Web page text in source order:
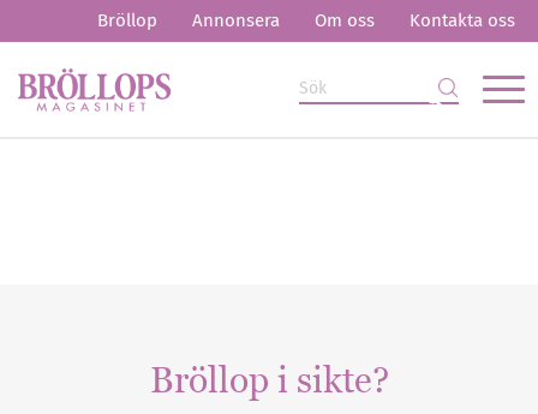
Bröllop Annonsera Om oss Kontakta oss
Bröllop i sikte?